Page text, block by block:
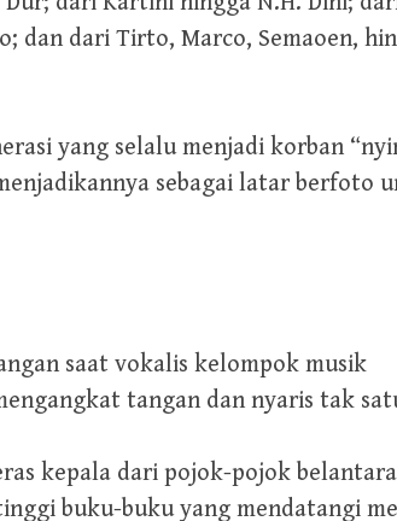
dan dari Tirto, Marco, Semaoen,
yang selalu menjadi korban
sebagai latar berfoto
saat vokalis kelompok musik
tangan dan nyaris tak
kepala dari pojok-pojok
buku-buku yang mendatangi